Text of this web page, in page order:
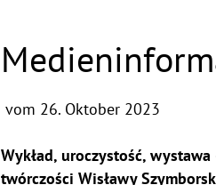
vom 26. Oktober 2023
Wykład, uroczystość,
twórczości Wisławy